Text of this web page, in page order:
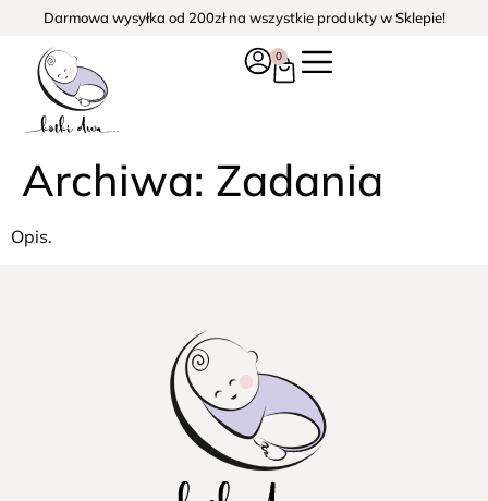
Darmowa wysyłka od 200zł na wszystkie produkty w Sklepie!
0
Archiwa: Zadania
Opis.